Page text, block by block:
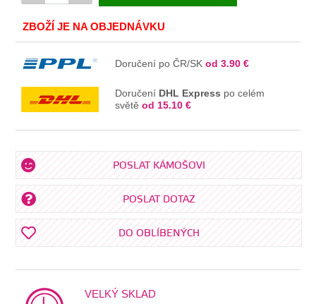
V KOŠÍKU
ZBOŽÍ JE NA OBJEDNÁVKU
Doručení po ČR/SKod 3.90 €
Doručení DHL Express po celém
světěod 15.10 €
POSLAT KÁMOŠOVI
POSLAT DOTAZ
DO OBLÍBENÝCH
VELKÝ SKLAD